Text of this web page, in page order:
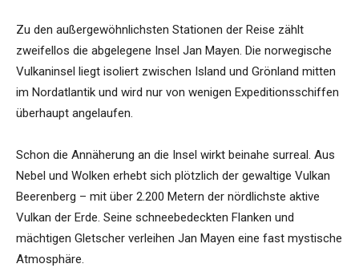
Zu den außergewöhnlichsten Stationen der Reise zählt
zweifellos die abgelegene Insel Jan Mayen. Die norwegische
Vulkaninsel liegt isoliert zwischen Island und Grönland mitten
im Nordatlantik und wird nur von wenigen Expeditionsschiffen
überhaupt angelaufen.
Schon die Annäherung an die Insel wirkt beinahe surreal. Aus
Nebel und Wolken erhebt sich plötzlich der gewaltige Vulkan
Beerenberg – mit über 2.200 Metern der nördlichste aktive
Vulkan der Erde. Seine schneebedeckten Flanken und
mächtigen Gletscher verleihen Jan Mayen eine fast mystische
Atmosphäre.